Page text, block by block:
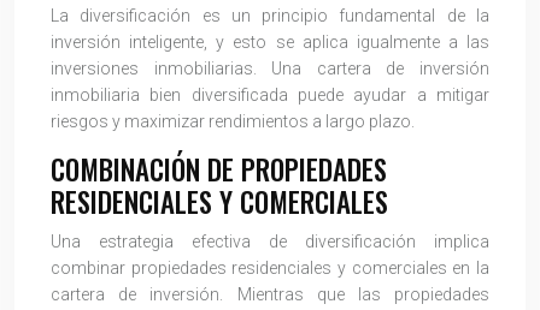
La diversificación es un principio fundamental de la
inversión inteligente, y esto se aplica igualmente a las
inversiones inmobiliarias. Una cartera de inversión
inmobiliaria bien diversificada puede ayudar a mitigar
riesgos y maximizar rendimientos a largo plazo.
COMBINACIÓN DE PROPIEDADES
RESIDENCIALES Y COMERCIALES
Una estrategia efectiva de diversificación implica
combinar propiedades residenciales y comerciales en la
cartera de inversión. Mientras que las propiedades